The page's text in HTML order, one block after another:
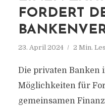
FORDERT
23. April 2024 2 Min.
Die privaten Banken
Möglichkeiten für
gemeinsamen